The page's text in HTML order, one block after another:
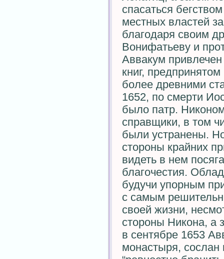
спасаться
местных властей
благодаря своим
Вонифатьеву и
Аввакум
книг,
более древними
1652, по смерти
было патр.
справщики, в том
были устранены.
стороны крайних
видеть в нем
благочестия.
будучи упорным
с самым
своей жизни,
стороны Никона, а
в сентябре 1653
монастыря, сослан